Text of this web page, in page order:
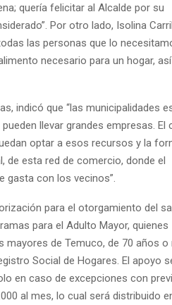
quería felicitar al Alcalde por su
Por otro lado, Isolina
las personas que lo
necesario para un hogar,
indicó que “las municipalidades
llevar grandes empresas. El
optar a esos recursos y la
de esta red de comercio, donde el
gasta con los vecinos”.
para el otorgamiento del
para el Adulto Mayor, quienes
mayores de Temuco, de 70 años o
Social de Hogares. El apoyo
en caso de excepciones con
al mes, lo cual será distribuido